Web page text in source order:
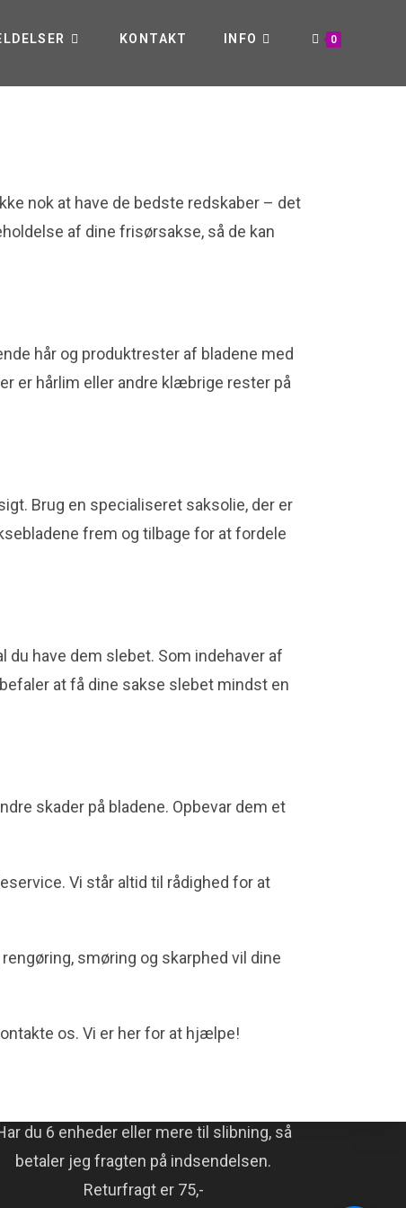
KONTAKT INFO 0
nok at have de bedste redskaber – det
af dine frisørsakse, så de kan
hår og produktrester af bladene med
er hårlim eller andre klæbrige rester på
Brug en specialiseret saksolie, der er
frem og tilbage for at fordele
have dem slebet. Som indehaver af
at få dine sakse slebet mindst en
skader på bladene. Opbevar dem et
Vi står altid til rådighed for at
smøring og skarphed vil dine
os. Vi er her for at hjælpe!
du 6 enheder eller mere til slibning, så
betaler jeg fragten på indsendelsen.
Returfragt er 75,-